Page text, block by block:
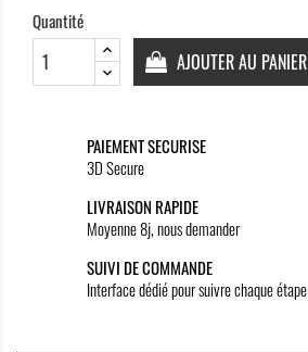
Quantité
AJOUTER AU PANIER
PAIEMENT SECURISE
3D Secure
LIVRAISON RAPIDE
Moyenne 8j, nous demander
SUIVI DE COMMANDE
Interface dédié pour suivre chaque étape